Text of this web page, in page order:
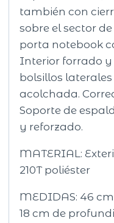
también con
sobre el sector
porta notebook
Interior forrado y
bolsillos
acolchada.
Soporte de
y reforzado.
MATERIAL:
210T poliéster
MEDIDAS: 46
18 cm de